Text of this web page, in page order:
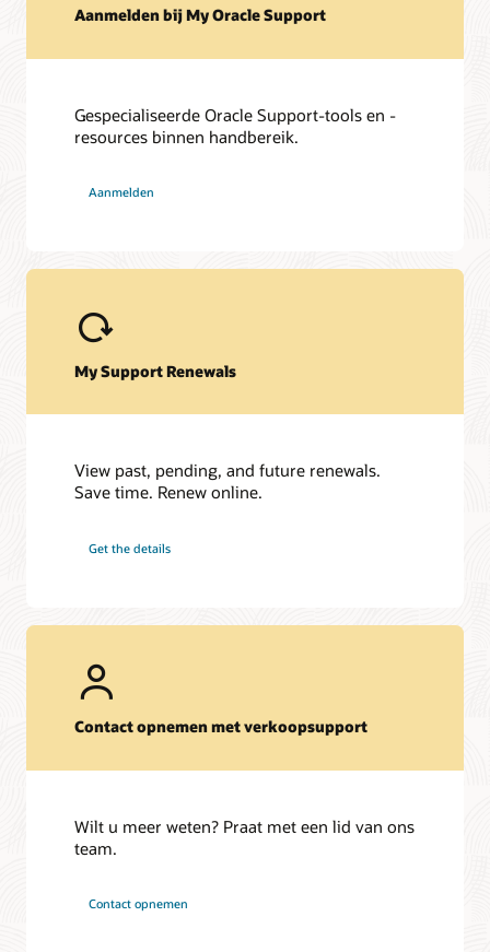
Software Security Assurance
My Oracle Support Community (pdf)
Aanmelden bij My Oracle Support
Gespecialiseerde Oracle Support-tools en -
resources binnen handbereik.
Aanmelden
My Support Renewals
View past, pending, and future renewals.
Save time. Renew online.
Get the details
Contact opnemen met verkoopsupport
Wilt u meer weten? Praat met een lid van ons
team.
Contact opnemen